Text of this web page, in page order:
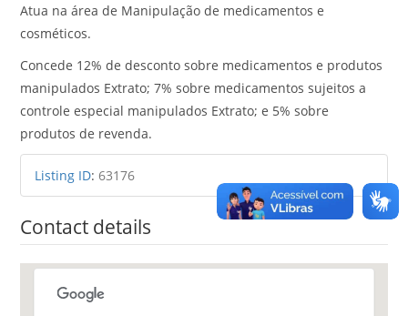
Atua na área de Manipulação de medicamentos e
cosméticos.
Concede 12% de desconto sobre medicamentos e produtos
manipulados Extrato; 7% sobre medicamentos sujeitos a
controle especial manipulados Extrato; e 5% sobre
produtos de revenda.
Listing ID:63176
Contact details